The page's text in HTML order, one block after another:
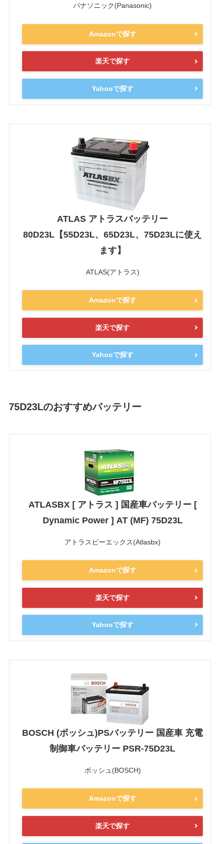
パナソニック(Panasonic)
Amazonで探す
楽天で探す
Yahooで探す
ATLAS アトラスバッテリー
80D23L【55D23L、65D23L、75D23Lに使え
ます】
ATLAS(アトラス)
Amazonで探す
楽天で探す
Yahooで探す
75D23Lのおすすめバッテリー
ATLASBX [ アトラス ] 国産車バッテリー [
Dynamic Power ] AT (MF) 75D23L
アトラスビーエックス(Atlasbx)
Amazonで探す
楽天で探す
Yahooで探す
BOSCH (ボッシュ)PSバッテリー 国産車 充電
制御車バッテリー PSR-75D23L
ボッシュ(BOSCH)
Amazonで探す
楽天で探す